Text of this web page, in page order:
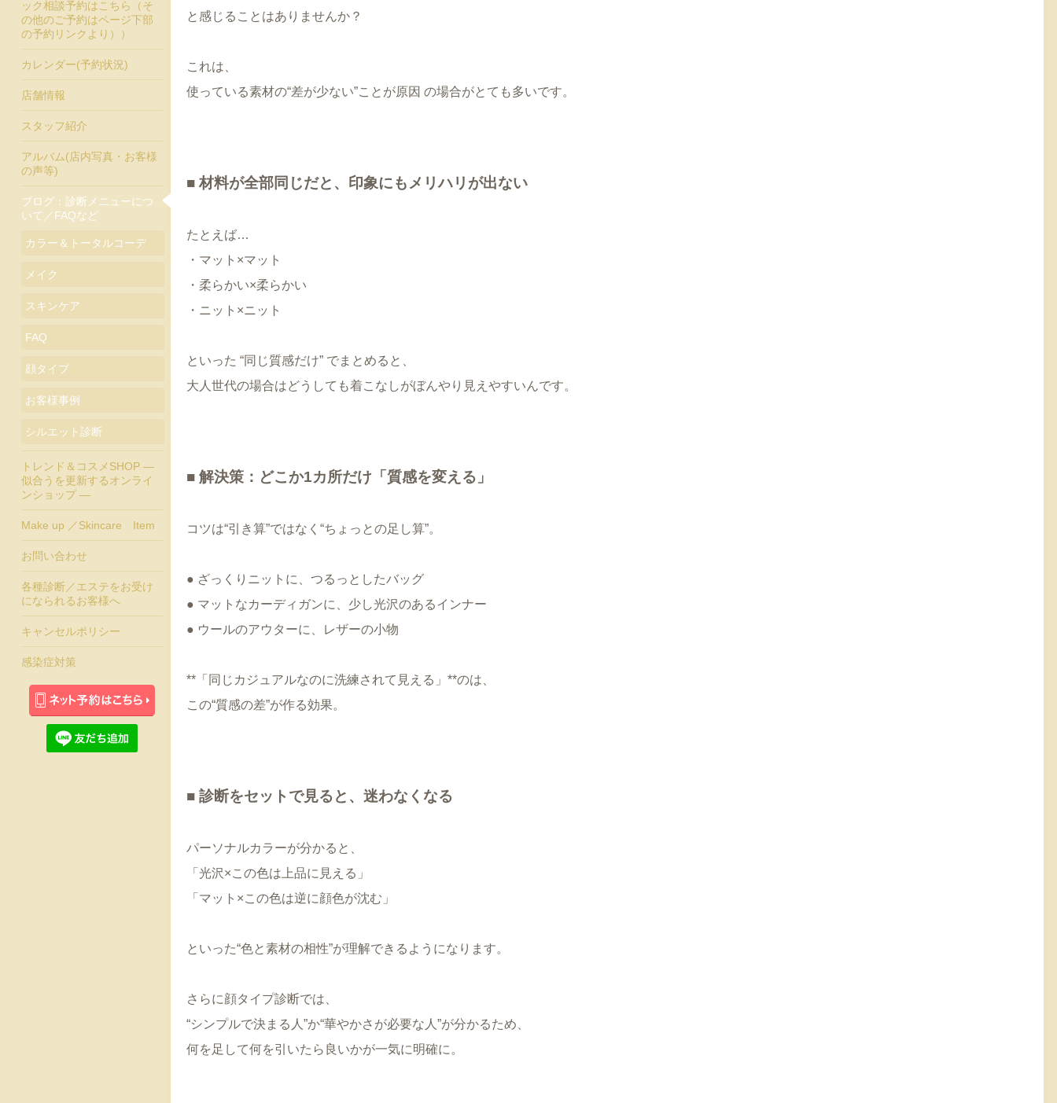
と感じることはありませんか？
これは、
使っている素材の“差が少ない”ことが原因 の場合がとても多いです。
■ 材料が全部同じだと、印象にもメリハリが出ない
たとえば…
・マット×マット
・柔らかい×柔らかい
・ニット×ニット
といった “同じ質感だけ” でまとめると、
大人世代の場合はどうしても着こなしがぼんやり見えやすいんです。
■ 解決策：どこか1カ所だけ「質感を変える」
コツは“引き算”ではなく“ちょっとの足し算”。
● ざっくりニットに、つるっとしたバッグ
● マットなカーディガンに、少し光沢のあるインナー
● ウールのアウターに、レザーの小物
**「同じカジュアルなのに洗練されて見える」**のは、
この“質感の差”が作る効果。
■ 診断をセットで見ると、迷わなくなる
パーソナルカラーが分かると、
「光沢×この色は上品に見える」
「マット×この色は逆に顔色が沈む」
といった“色と素材の相性”が理解できるようになります。
さらに顔タイプ診断では、
“シンプルで決まる人”か“華やかさが必要な人”が分かるため、
何を足して何を引いたら良いかが一気に明確に。
ック相談予約はこちら（そ
の他のご予約はページ下部
の予約リンクより））
カレンダー(予約状況)
店舗情報
スタッフ紹介
アルバム(店内写真・お客様
の声等)
ブログ：診断メニューにつ
いて／FAQなど
カラー＆トータルコーデ
メイク
スキンケア
FAQ
顔タイプ
お客様事例
シルエット診断
トレンド＆コスメSHOP ―
似合うを更新するオンライ
ンショップ ―
Make up ／Skincare Item
お問い合わせ
各種診断／エステをお受け
になられるお客様へ
キャンセルポリシー
感染症対策